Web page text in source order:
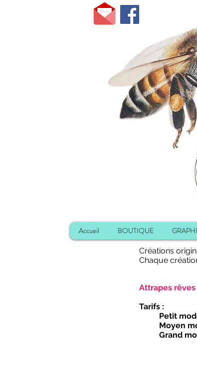
Accueil BOUTIQUE
Créations
Chaque
Attrapes rêves
Tarifs :
Petit
Moyen
Grand